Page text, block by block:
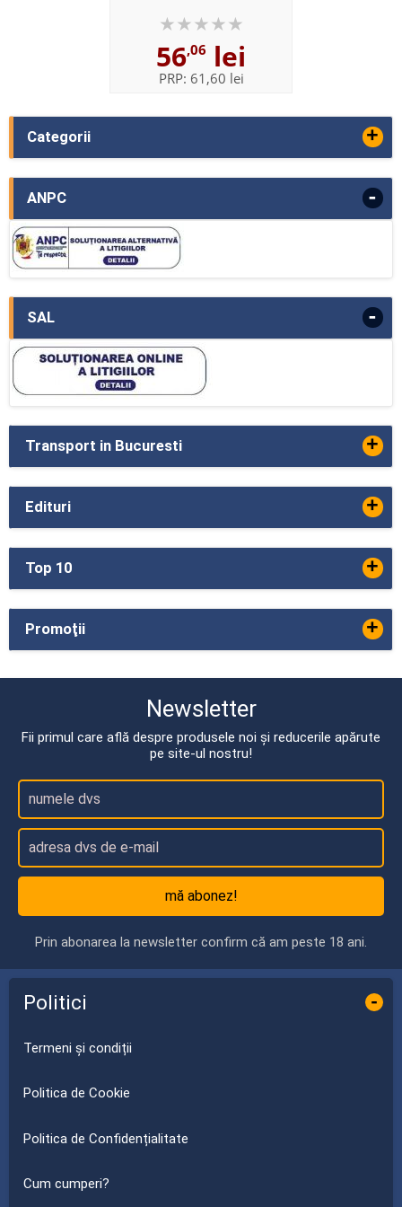
Categorii +
ANPC -
SAL -
56,06 lei
PRP: 61,60 lei
Transport in Bucuresti +
Edituri +
Top 10 +
Promoţii +
Newsletter
Fii primul care află despre produsele noi și reducerile apărute
pe site-ul nostru!
mă abonez!
Prin abonarea la newsletter confirm că am peste 18 ani.
Politici -
Termeni și condiții
Politica de Cookie
Politica de Confidențialitate
Cum cumperi?